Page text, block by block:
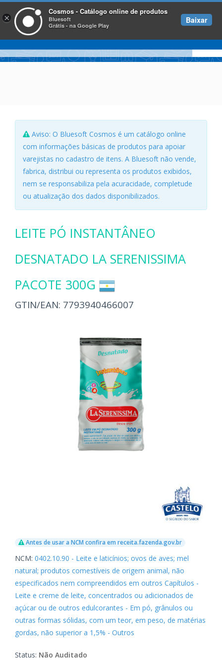
Aviso: O Bluesoft Cosmos é um catálogo online
com informações básicas de produtos para apoiar
varejistas no cadastro de itens. A Bluesoft não vende,
fabrica, distribui ou representa os produtos exibidos,
nem se responsabiliza pela acuracidade, completude
ou atualização dos dados disponibilizados.
LEITE PÓ INSTANTÂNEO
DESNATADO LA SERENISSIMA
PACOTE 300G
GTIN/EAN: 7793940466007
Antes de usar a NCM confira em receita.fazenda.gov.br
NCM: 0402.10.90 - Leite e laticínios; ovos de aves; mel
natural; produtos comestíveis de origem animal, não
especificados nem compreendidos em outros Capítulos -
Leite e creme de leite, concentrados ou adicionados de
açúcar ou de outros edulcorantes - Em pó, grânulos ou
outras formas sólidas, com um teor, em peso, de matérias
gordas, não superior a 1,5% - Outros
Status: Não Auditado
×
Cosmos - Catálogo online de produtos
Bluesoft
Grátis - na Google Play
Baixar